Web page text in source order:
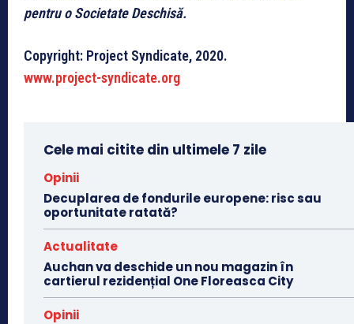
pentru o Societate Deschisă.
Copyright: Project Syndicate, 2020.
www.project-syndicate.org
Cele mai citite din ultimele 7 zile
Opinii
Decuplarea de fondurile europene: risc sau
oportunitate ratată?
Actualitate
Auchan va deschide un nou magazin în
cartierul rezidențial One Floreasca City
Opinii